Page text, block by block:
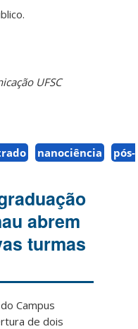
UFSC
nanociência
pós-
abrem
turmas
do Campus
de dois